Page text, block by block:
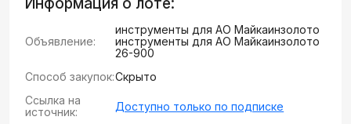
Объявление:
инструменты для АО Майкаинзолото
инструменты для АО Майкаинзолото
26-900
Способ закупок:Скрыто
Ссылка на
источник:
Доступно только по подписке